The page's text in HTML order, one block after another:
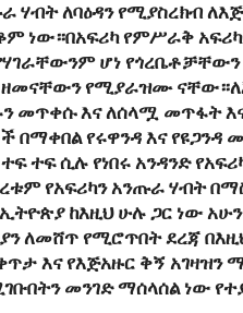
ሃብት ለባዕዳን የሚያስረክብ
ነው።በአፍሪካ የምሥራቅ
ሆነ የጎረቤቶቻቸውን
ዘመናቸውን የሚያራዝሙ
መጥቀሱ እና ለሰላሟ መጥፋት እና
በማቀበል የሩዋንዳ እና
ተፍ ሲሉ የነበሩ አንዳንድ
የአፍሪካን አንጡራ ሃብት
ከእዚህ ሁሉ ጋር ነው
ለመሸጥ የሚሮጥበት ደረጃ
እና የእጅአዙር ቅኝ አገዛዝን
መንገድ ማሰላሰል ነው